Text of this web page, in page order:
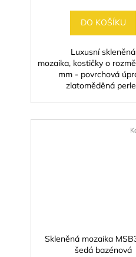
DO KOŠÍKU
Luxusní skleněná
mozaika, kostičky o
mm - povrchová
zlatoměděná
Skleněná mozaika
šedá bazénová